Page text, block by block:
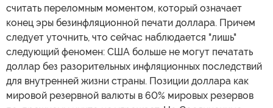
считать переломным моментом, который означает
конец эры безинфляционной печати доллара. Причем
следует уточнить, что сейчас наблюдается "лишь"
следующий феномен: США больше не могут печатать
доллар без разорительных инфляционных последствий
для внутренней жизни страны. Позиции доллара как
мировой резервной валюты в 60% мировых резервов